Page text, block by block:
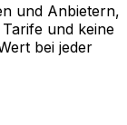
und Anbietern,
und keine
bei jeder